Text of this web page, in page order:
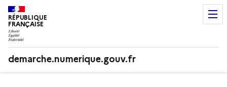
RÉPUBLIQUE
FRANÇAISE
demarche.numerique.gouv.fr